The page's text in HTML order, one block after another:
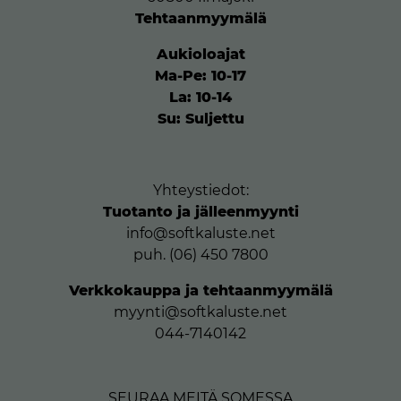
Tehtaanmyymälä
Aukioloajat
Ma-Pe: 10-17
La: 10-14
Su: Suljettu
Yhteystiedot:
Tuotanto ja jälleenmyynti
info@softkaluste.net
puh. (06) 450 7800
Verkkokauppa ja tehtaanmyymälä
myynti@softkaluste.net
044-7140142
SEURAA MEITÄ SOMESSA